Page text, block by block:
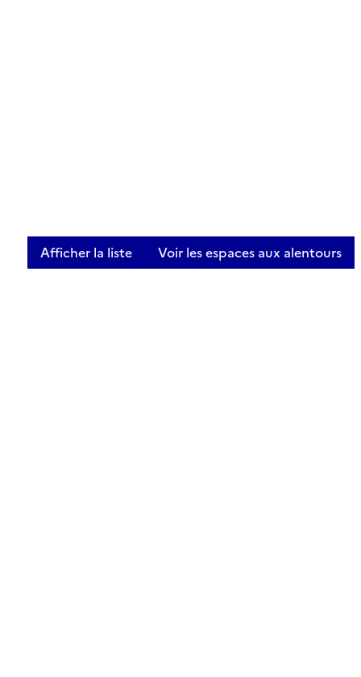
Afficher la liste Voir les espaces aux alentours